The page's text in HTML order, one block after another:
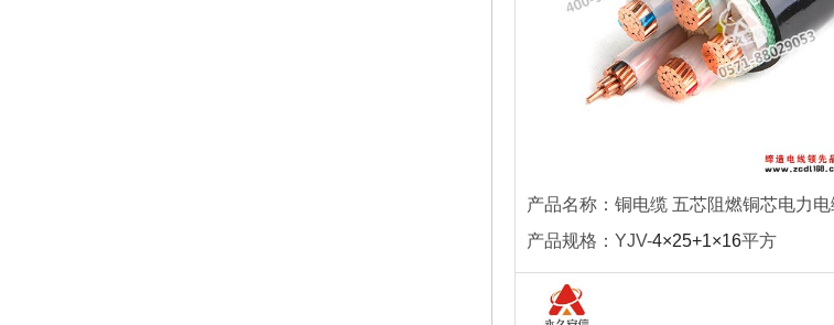
产品名称：铜电缆 五芯阻燃铜芯电力电
产品规格： YJV-4×25+1×16平方